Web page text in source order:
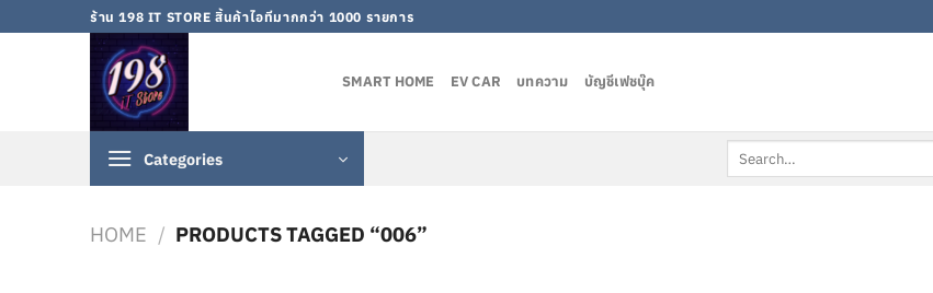
to
ร้าน 198 IT STORE สิ้นค้าไอทีมากกว่า 1000 รายการ
SMART HOME EV CAR บทความ บัญชีเฟชบุ๊ค
Categories
Search
for:
HOME / PRODUCTS TAGGED “006”